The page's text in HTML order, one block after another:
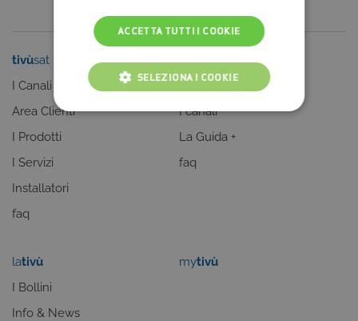
tivùsat
I Canali
Area Clienti
I Prodotti
I Servizi
Installatori
faq
tivùla guida
I programmi
I canali
La Guida +
faq
lativù
I Bollini
Info & News
mytivù
ACCETTA TUTTI I COOKIE
SELEZIONA I COOKIE
COOKIE TECNICI